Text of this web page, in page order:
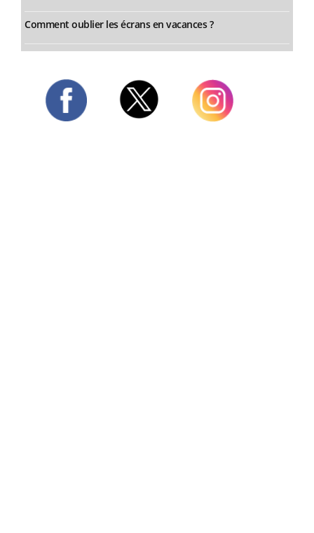
Comment oublier les écrans en vacances ?